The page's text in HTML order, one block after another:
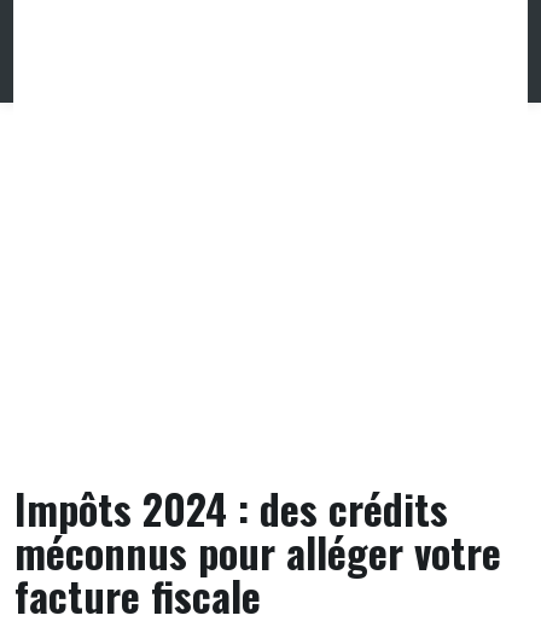
Impôts 2024 : des crédits
méconnus pour alléger votre
facture fiscale